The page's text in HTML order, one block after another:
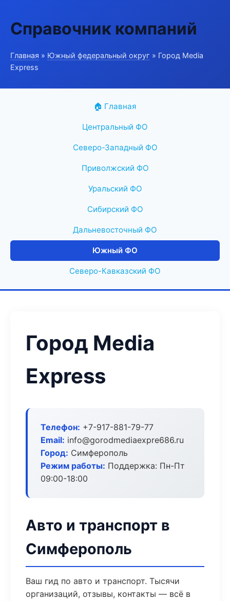
Справочник компаний
Главная » Южный федеральный округ » Город Media
Express
🏠 Главная
Центральный ФО
Северо-Западный ФО
Приволжский ФО
Уральский ФО
Сибирский ФО
Дальневосточный ФО
Южный ФО
Северо-Кавказский ФО
Город Media
Express
Телефон: +7-917-881-79-77
Email: info@gorodmediaexpre686.ru
Город: Симферополь
Режим работы: Поддержка: Пн-Пт
09:00-18:00
Авто и транспорт в
Симферополь
Ваш гид по авто и транспорт. Тысячи
организаций, отзывы, контакты — всё в